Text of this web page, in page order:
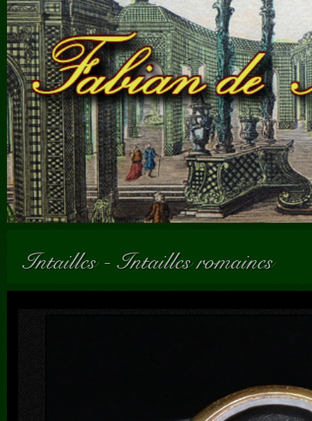
Intailles Intailles romaines